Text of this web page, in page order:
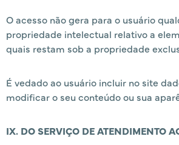
O acesso não gera para o usuário
propriedade intelectual relativo a
quais restam sob a propriedade
É vedado ao usuário incluir no site
modificar o seu conteúdo ou sua
IX. DO SERVIÇO DE ATENDIMENTO